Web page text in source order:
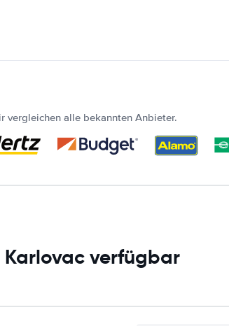
vergleichen alle bekannten Anbieter.
Karlovac verfügbar